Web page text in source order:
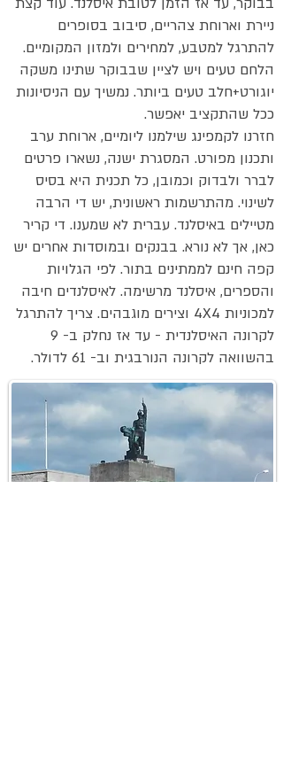
ניירת וארוחת צהריים, סיבוב בסופרים
להתרגל למטבע, למחירים ולמזון המקומיים.
הלחם טעים ויש לציין שבבוקר שתינו משקה
יוגורט+חלב טעים ביותר. נמשיך עם הניסיונות
ככל שהתקציב יאפשר.
חזרנו לקמפינג שילמנו ליומיים, ארוחת ערב
ותכנון מפורט. המסגרת ישנה, נשארו פרטים
לברר ולבדוק וכמובן, כל תכנית היא בסיס
לשינוי. מהתרשמות ראשונית, יש די הרבה
מטיילים באיסלנד. עברית לא שמענו. די קריר
כאן, אך לא נורא. בבנקים ובמוסדות אחרים יש
קפה חינם לממתינים בתור. לפי הגלויות
והספרים, איסלנד מרשימה. לאיסלנדים חיבה
למכוניות 4X4 וצירים מוגבהים. צריך להתרגל
לקרונה האיסלנדית - עד אז נחלק ב- 9
בהשוואה לקרונה הנורבגית וב- 61 לדולר.